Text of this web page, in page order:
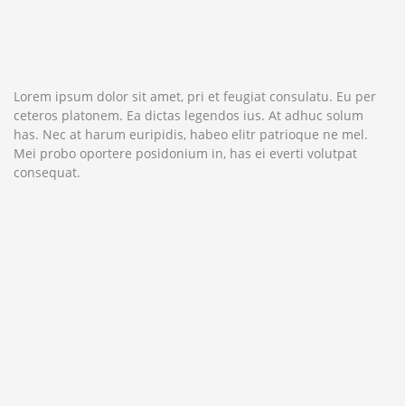
Lorem ipsum dolor sit amet, pri et feugiat consulatu. Eu per
ceteros platonem. Ea dictas legendos ius. At adhuc solum
has. Nec at harum euripidis, habeo elitr patrioque ne mel.
Mei probo oportere posidonium in, has ei everti volutpat
consequat.